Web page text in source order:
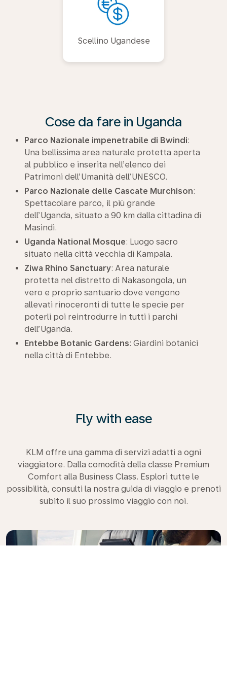
Scellino Ugandese
Cose da fare in Uganda
Parco Nazionale impenetrabile di Bwindi:
Una bellissima area naturale protetta aperta
al pubblico e inserita nell’elenco dei
Patrimoni dell’Umanità dell’UNESCO.
Parco Nazionale delle Cascate Murchison:
Spettacolare parco, il più grande
dell’Uganda, situato a 90 km dalla cittadina di
Masindi.
Uganda National Mosque: Luogo sacro
situato nella città vecchia di Kampala.
Ziwa Rhino Sanctuary: Area naturale
protetta nel distretto di Nakasongola, un
vero e proprio santuario dove vengono
allevati rinoceronti di tutte le specie per
poterli poi reintrodurre in tutti i parchi
dell’Uganda.
Entebbe Botanic Gardens: Giardini botanici
nella città di Entebbe.
Fly with ease
KLM offre una gamma di servizi adatti a ogni
viaggiatore. Dalla comodità della classe Premium
Comfort alla Business Class. Esplori tutte le
possibilità, consulti la nostra guida di viaggio e prenoti
subito il suo prossimo viaggio con noi.